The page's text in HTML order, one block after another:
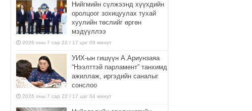
Нийгмийн сүлжээнд хүүхдийн
оролцоог зохицуулах тухай
хуулийн төслийг өргөн
мэдүүллээ
2026 оны 7 сар 22 / 17 цаг 09 минут
УИХ-ын гишүүн А.Ариунзаяа
“Нээлттэй парламент” танхимд
ажиллаж, иргэдийн саналыг
сонслоо
2026 оны 7 сар 22 / 17 цаг 04 минут